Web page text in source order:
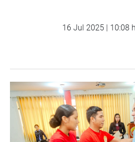
16 Jul 2025 | 10:08 h